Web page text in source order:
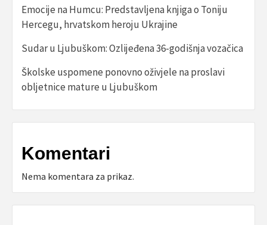
Emocije na Humcu: Predstavljena knjiga o Toniju
Hercegu, hrvatskom heroju Ukrajine
Sudar u Ljubuškom: Ozlijeđena 36-godišnja vozačica
Školske uspomene ponovno oživjele na proslavi
obljetnice mature u Ljubuškom
Komentari
Nema komentara za prikaz.